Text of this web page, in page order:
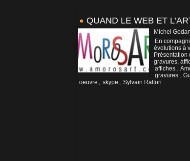
QUAND LE WEB ET
Michel
En
évolutions à
Présentation
gravures,
affiches ,
gravures ,
oeuvre , skype , Sylvain Ratton